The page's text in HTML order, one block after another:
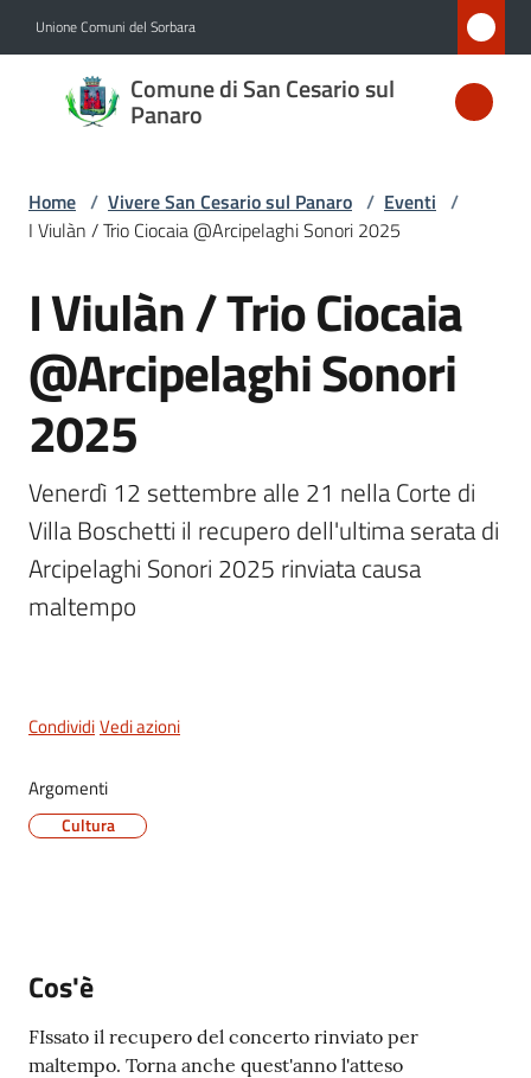
Unione Comuni del Sorbara
Comune di San Cesario sul
Panaro
Comune
di San
sul
Panaro
Amministrazione
Novità
Servizi
Vivere
San
Cesario
sul
Tutti
gli
argomenti...
su
Home / Vivere San Cesario sul Panaro / Eventi /
I Viulàn / Trio Ciocaia @Arcipelaghi Sonori 2025
Salta al contenuto
I Viulàn / Trio Ciocaia
@Arcipelaghi Sonori
2025
Venerdì 12 settembre alle 21 nella Corte di
Villa Boschetti il recupero dell'ultima serata di
Arcipelaghi Sonori 2025 rinviata causa
maltempo
CondividiVedi azioni
Argomenti
Cultura
Cos'è
FIssato il recupero del concerto rinviato per
maltempo. Torna anche quest'anno l'atteso